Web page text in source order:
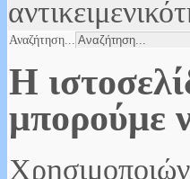
Αναζήτηση...
Η
μπορούμε